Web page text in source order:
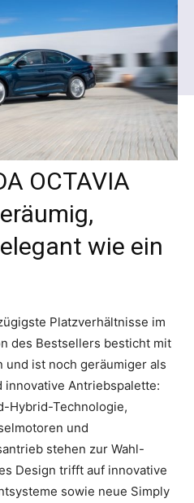
OCTAVIA
wie ein
Platzverhältnisse im
des Bestsellers besticht mit
ist noch geräumiger als
innovative Antriebspalette:
Hybrid-Technologie,
und
stehen zur Wahl-
Design trifft auf innovative
sowie neue Simply